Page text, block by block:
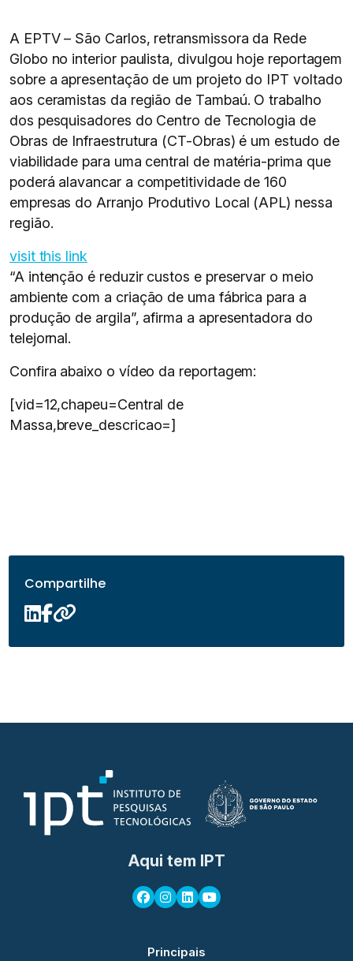
A EPTV – São Carlos, retransmissora da Rede
Globo no interior paulista, divulgou hoje reportagem
sobre a apresentação de um projeto do IPT voltado
aos ceramistas da região de Tambaú. O trabalho
dos pesquisadores do Centro de Tecnologia de
Obras de Infraestrutura (CT-Obras) é um estudo de
viabilidade para uma central de matéria-prima que
poderá alavancar a competitividade de 160
empresas do Arranjo Produtivo Local (APL) nessa
região.
visit this link
“A intenção é reduzir custos e preservar o meio
ambiente com a criação de uma fábrica para a
produção de argila”, afirma a apresentadora do
telejornal.
Confira abaixo o vídeo da reportagem:
[vid=12,chapeu=Central de
Massa,breve_descricao=]
Compartilhe
Aqui tem IPT
Principais